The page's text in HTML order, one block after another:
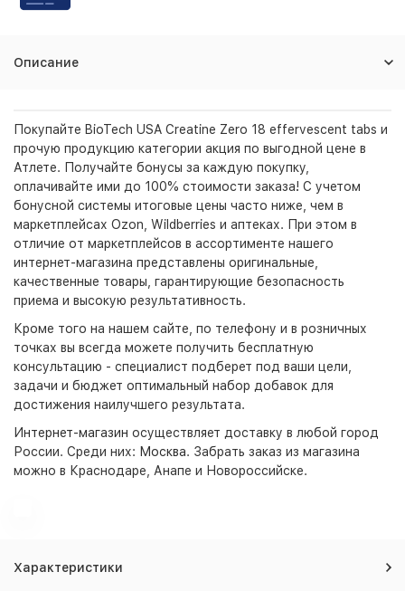
Описание
Покупайте BioTech USA Creatine Zero 18 effervescent tabs и
прочую продукцию категории акция по выгодной цене в
Атлете. Получайте бонусы за каждую покупку,
оплачивайте ими до 100% стоимости заказа! С учетом
бонусной системы итоговые цены часто ниже, чем в
маркетплейсах Ozon, Wildberries и аптеках. При этом в
отличие от маркетплейсов в ассортименте нашего
интернет-магазина представлены оригинальные,
качественные товары, гарантирующие безопасность
приема и высокую результативность.
Кроме того на нашем сайте, по телефону и в розничных
точках вы всегда можете получить бесплатную
консультацию - специалист подберет под ваши цели,
задачи и бюджет оптимальный набор добавок для
достижения наилучшего результата.
Интернет-магазин осуществляет доставку в любой город
России. Среди них: Москва. Забрать заказ из магазина
можно в Краснодаре, Анапе и Новороссийске.
Характеристики